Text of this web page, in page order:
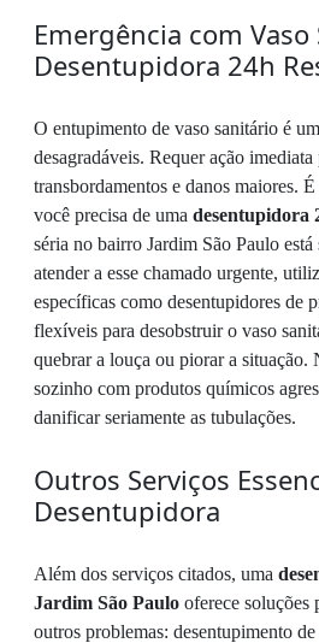
Emergência com Vaso
Desentupidora 24h
O entupimento de vaso sanitário é
desagradáveis. Requer ação imediata
transbordamentos e danos maiores.
você precisa de uma desentupidora
séria no bairro Jardim São Paulo está
atender a esse chamado urgente,
específicas como desentupidores de
flexíveis para desobstruir o vaso
quebrar a louça ou piorar a situação.
sozinho com produtos químicos
danificar seriamente as tubulações.
Outros Serviços
Desentupidora
Além dos serviços citados, uma
Jardim São Paulo oferece soluções
outros problemas: desentupimento